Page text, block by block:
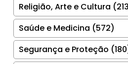
Religião, Arte e Cultura
Saúde e Medicina (572)
Segurança e Proteção